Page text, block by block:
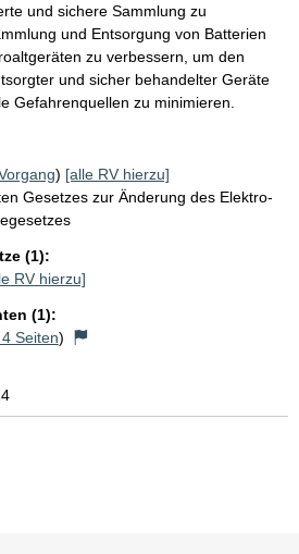
und sichere Sammlung zu
und Entsorgung von Batterien
zu verbessern, um den
und sicher behandelter Geräte
Gefahrenquellen zu minimieren.
) [alle RV hierzu]
Gesetzes zur Änderung des Elektro-
(1):
RV hierzu]
(1):
Seiten)